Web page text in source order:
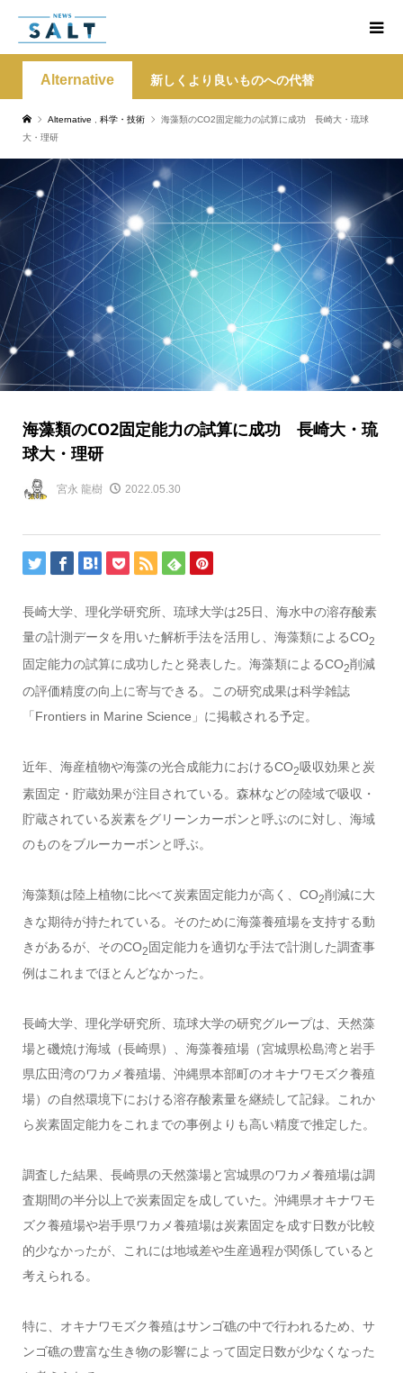
Alternative 新しくより良いものへの代替
Alternative 科学・技術
海藻類のCO2固定能力の試算に成功 長崎大・琉球
大・理研
海藻類のCO2固定能力の試算に成功 長崎大・琉
球大・理研
宮永 龍樹 2022.05.30
長崎大学、理化学研究所、琉球大学は25日、海水中の溶存酸素
量の計測データを用いた解析手法を活用し、海藻類によるCO2
固定能力の試算に成功したと発表した。海藻類によるCO2削減
の評価精度の向上に寄与できる。この研究成果は科学雑誌
「 Frontiers in Marine Science 」に掲載される予定。
近年、海産植物や海藻の光合成能力におけるCO2吸収効果と炭
素固定・貯蔵効果が注目されている。森林などの陸域で吸収・
貯蔵されている炭素をグリーンカーボンと呼ぶのに対し、海域
のものをブルーカーボンと呼ぶ。
海藻類は陸上植物に比べて炭素固定能力が高く、 CO2削減に大
きな期待が持たれている。そのために海藻養殖場を支持する動
きがあるが、そのCO2固定能力を適切な手法で計測した調査事
例はこれまでほとんどなかった。
長崎大学、理化学研究所、琉球大学の研究グループは、天然藻
場と磯焼け海域（長崎県）、海藻養殖場（宮城県松島湾と岩手
県広田湾のワカメ養殖場、沖縄県本部町のオキナワモズク養殖
場）の自然環境下における溶存酸素量を継続して記録。これか
ら炭素固定能力をこれまでの事例よりも高い精度で推定した。
調査した結果、長崎県の天然藻場と宮城県のワカメ養殖場は調
査期間の半分以上で炭素固定を成していた。沖縄県オキナワモ
ズク養殖場や岩手県ワカメ養殖場は炭素固定を成す日数が比較
的少なかったが、これには地域差や生産過程が関係していると
考えられる。
特に、オキナワモズク養殖はサンゴ礁の中で行われるため、サ
ンゴ礁の豊富な生き物の影響によって固定日数が少なくなった